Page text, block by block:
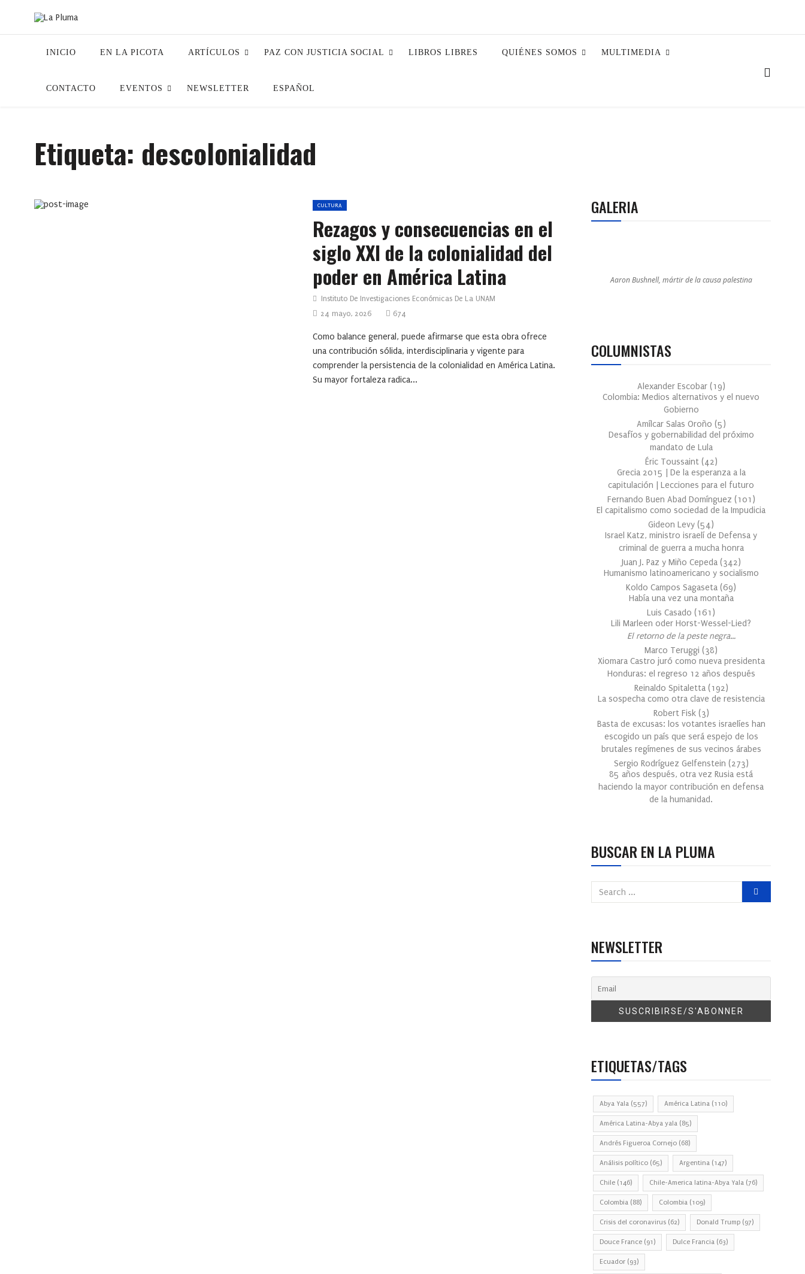
INICIO EN LA PICOTA ARTÍCULOS PAZ CON JUSTICIA SOCIAL LIBROS LIBRES QUIÉNES SOMOS MULTIMEDIA
CONTACTO EVENTOS NEWSLETTER ESPAÑOL
Etiqueta: descolonialidad
CULTURA
Rezagos y consecuencias en el
siglo XXI de la colonialidad del
poder en América Latina
Instituto De Investigaciones Económicas De La UNAM
24 mayo, 2026
674
Como balance general, puede afirmarse que esta obra ofrece
una contribución sólida, interdisciplinaria y vigente para
comprender la persistencia de la colonialidad en América Latina.
Su mayor fortaleza radica...
GALERIA
Aaron Bushnell, mártir de la causa palestina
COLUMNISTAS
Alexander Escobar (19)
Colombia: Medios alternativos y el nuevo
Gobierno
Amílcar Salas Oroño (5)
Desafíos y gobernabilidad del próximo
mandato de Lula
Éric Toussaint (42)
Grecia 2015 | De la esperanza a la
capitulación | Lecciones para el futuro
Fernando Buen Abad Domínguez (101 )
El capitalismo como sociedad de la Impudicia
Gideon Levy (54)
Israel Katz, ministro israelí de Defensa y
criminal de guerra a mucha honra
Juan J. Paz y Miño Cepeda (342)
Humanismo latinoamericano y socialismo
Koldo Campos Sagaseta (69)
Había una vez una montaña
Luis Casado (161 )
Lili Marleen oder Horst-Wessel-Lied?
El retorno de la peste negra…
Marco Teruggi (38)
Xiomara Castro juró como nueva presidenta
Honduras: el regreso 12 años después
Reinaldo Spitaletta (192)
La sospecha como otra clave de resistencia
Robert Fisk (3)
Basta de excusas: los votantes israelíes han
escogido un país que será espejo de los
brutales regímenes de sus vecinos árabes
Sergio Rodríguez Gelfenstein (273)
85 años después, otra vez Rusia está
haciendo la mayor contribución en defensa
de la humanidad.
BUSCAR EN LA PLUMA
NEWSLETTER
ETIQUETAS/TAGS
Abya Yala (557) América Latina (110)
América Latina-Abya yala (85)
Andrés Figueroa Cornejo (68)
Análisis político (65) Argentina (147)
Chile (146) Chile-America latina-Abya Yala (76)
Colombia (88) Colombia (109)
Crisis del coronavirus (62) Donald Trump (97)
Douce France (91) Dulce Francia (63)
Ecuador (93)